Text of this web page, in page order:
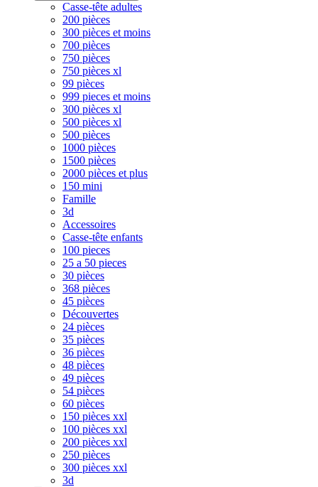
Casse-tête adultes
200 pièces
300 pièces et moins
700 pièces
750 pièces
750 pièces xl
99 pièces
999 pieces et moins
300 pièces xl
500 pièces xl
500 pièces
1000 pièces
1500 pièces
2000 pièces et plus
150 mini
Famille
3d
Accessoires
Casse-tête enfants
100 pieces
25 a 50 pieces
30 pièces
368 pièces
45 pièces
Découvertes
24 pièces
35 pièces
36 pièces
48 pièces
49 pièces
54 pièces
60 pièces
150 pièces xxl
100 pièces xxl
200 pièces xxl
250 pièces
300 pièces xxl
3d